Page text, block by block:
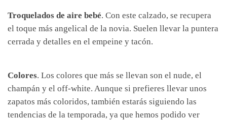
Troquelados de aire bebé. Con este calzado, se recupera
el toque más angelical de la novia. Suelen llevar la puntera
cerrada y detalles en el empeine y tacón.
Colores. Los colores que más se llevan son el nude, el
champán y el off-white. Aunque si prefieres llevar unos
zapatos más coloridos, también estarás siguiendo las
tendencias de la temporada, ya que hemos podido ver